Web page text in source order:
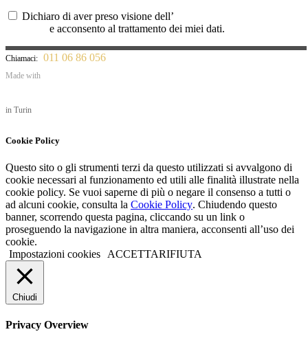
Dichiaro di aver preso visione dell’
e acconsento al trattamento dei miei dati.
Chiamaci: 011 06 86 056
Made with
in Turin
Cookie Policy
Questo sito o gli strumenti terzi da questo utilizzati si avvalgono di
cookie necessari al funzionamento ed utili alle finalità illustrate nella
cookie policy. Se vuoi saperne di più o negare il consenso a tutti o
ad alcuni cookie, consulta la Cookie Policy. Chiudendo questo
banner, scorrendo questa pagina, cliccando su un link o
proseguendo la navigazione in altra maniera, acconsenti all’uso dei
cookie.
Impostazioni cookies
ACCETTARIFIUTA
Chiudi
Privacy Overview